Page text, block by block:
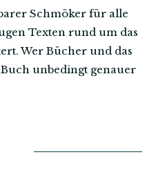
Schmöker für alle
Texten rund um das
Wer Bücher und das
unbedingt genauer